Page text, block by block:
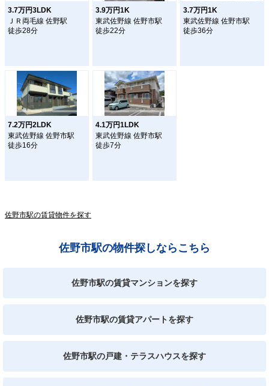
3.7万円3LDK
ＪＲ両毛線 佐野駅
徒歩28分
3.9万円1K
東武佐野線 佐野市駅
徒歩22分
3.7万円1K
東武佐野線 佐野市駅
徒歩36分
7.2万円2LDK
東武佐野線 佐野市駅
徒歩16分
4.1万円1LDK
東武佐野線 佐野市駅
徒歩7分
佐野市駅の賃貸物件を探す
佐野市駅の物件探しならこちら
佐野市駅の賃貸マンションを探す
佐野市駅の賃貸アパートを探す
佐野市駅の戸建・テラスハウスを探す